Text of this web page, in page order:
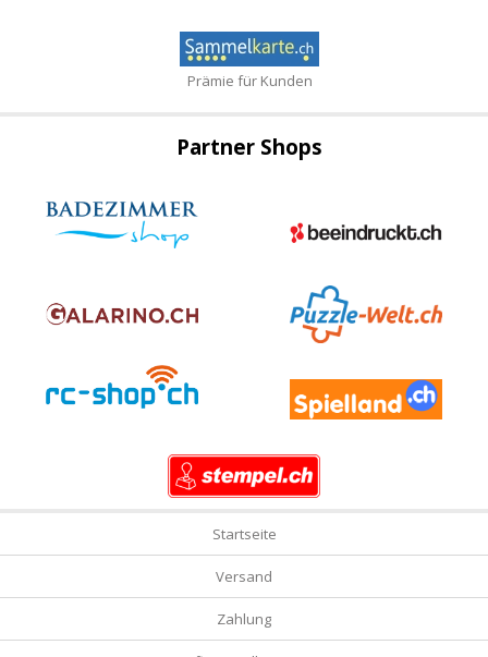
Prämie für Kunden
Partner Shops
Startseite
Versand
Zahlung